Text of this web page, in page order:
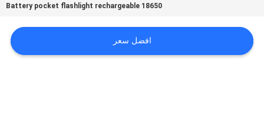
خريطة
الموقع
18650 Battery pocket flashlight rechargeable
افضل سعر